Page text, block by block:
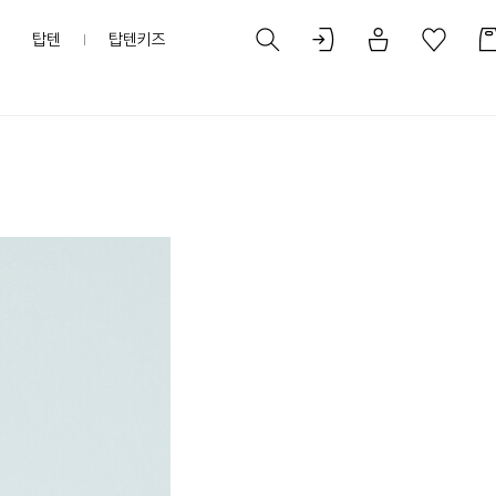
탑텐 탑텐키즈